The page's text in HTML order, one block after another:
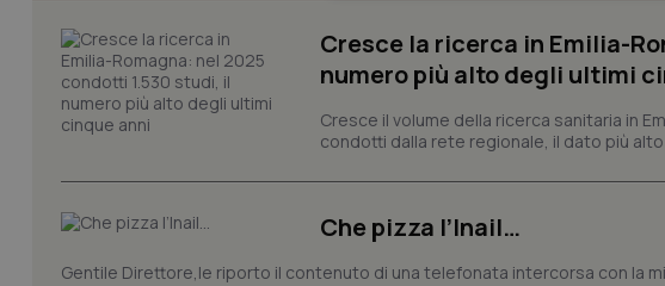
Cresce la ricerca in Emilia-
numero più alto degli ultimi
Cresce il volume della ricerca sanitaria in
condotti dalla rete regionale, il dato più alto
Che pizza l’Inail…
Gentile Direttore,le riporto il contenuto di una telefonata intercorsa con la
e l'accesso alle aree protette del sito. Il